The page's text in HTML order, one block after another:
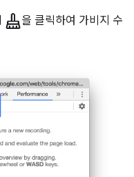
mop을 클릭하여 가비지 수